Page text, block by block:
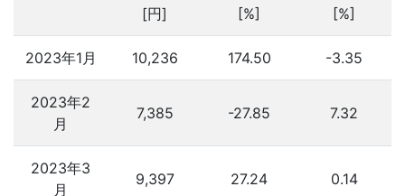
[円] [%] [%]
2023年1月 10,236 174.50 -3.35
2023年2
月
7,385 -27.85 7.32
2023年3
月
9,397 27.24 0.14